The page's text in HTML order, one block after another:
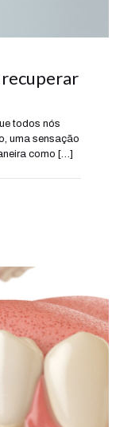
todos nós
uma sensação
como […]